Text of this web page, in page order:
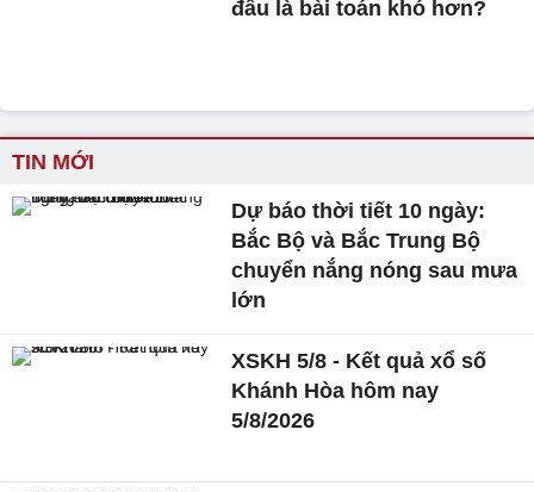
đâu là bài toán khó hơn?
TIN MỚI
Dự báo thời tiết 10 ngày:
Bắc Bộ và Bắc Trung Bộ
chuyển nắng nóng sau mưa
lớn
XSKH 5/8 - Kết quả xổ số
Khánh Hòa hôm nay
5/8/2026